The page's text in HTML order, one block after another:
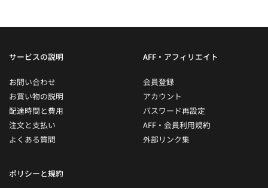
サービスの説明
お問い合わせ
お買い物の説明
配達時間と費用
注文と支払い
よくある質問
AFF・アフィリエイト
会員登録
アカウント
パスワード再設定
AFF・会員利用規約
外部リンク集
ポリシーと規約